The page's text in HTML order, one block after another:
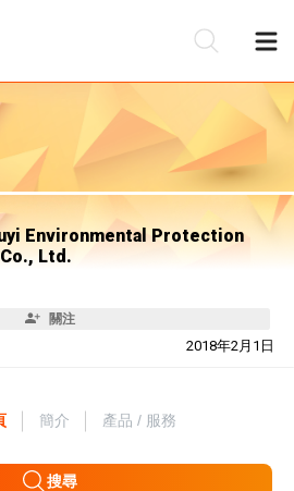
Environmental Protection
Ltd.
關注
2018年2月1日
簡介 產品 / 服務
搜尋